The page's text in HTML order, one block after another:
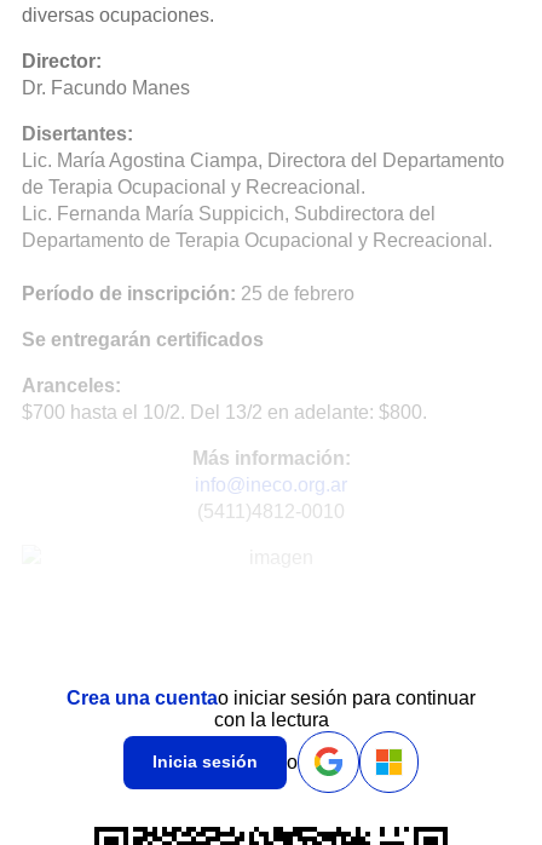
diversas ocupaciones.
Director:
Dr. Facundo Manes
Disertantes:
Lic. María Agostina Ciampa, Directora del Departamento
de Terapia Ocupacional y Recreacional.
Lic. Fernanda María Suppicich, Subdirectora del
Departamento de Terapia Ocupacional y Recreacional.
Período de inscripción: 25 de febrero
Se entregarán certificados
Aranceles:
$700 hasta el 10/2. Del 13/2 en adelante: $800.
Más información:
info@ineco.org.ar
(5411)4812-0010
Crea una cuentao iniciar sesión para continuar
con la lectura
Inicia sesión o